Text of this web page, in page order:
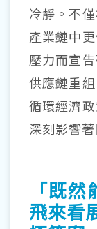
冷靜。不
產業鏈中
壓力而宣
供應鏈重
循環經濟
深刻影響
「既
飛來看